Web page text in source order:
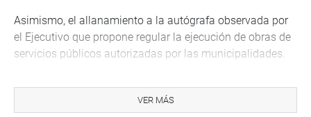
Asimismo, el allanamiento a la autógrafa observada por
el Ejecutivo que propone regular la ejecución de obras de
servicios públicos autorizadas por las municipalidades.
la Comisión de Ética sobre una denuncia en contra de la
VER MÁS